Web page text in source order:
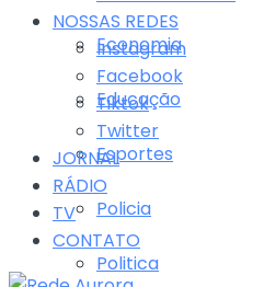
Economia
Educação
Esportes
Policia
Politica
NOSSAS REDES
Instagram
Facebook
Tiktok
Twitter
JORNAL
RÁDIO
TV
CONTATO